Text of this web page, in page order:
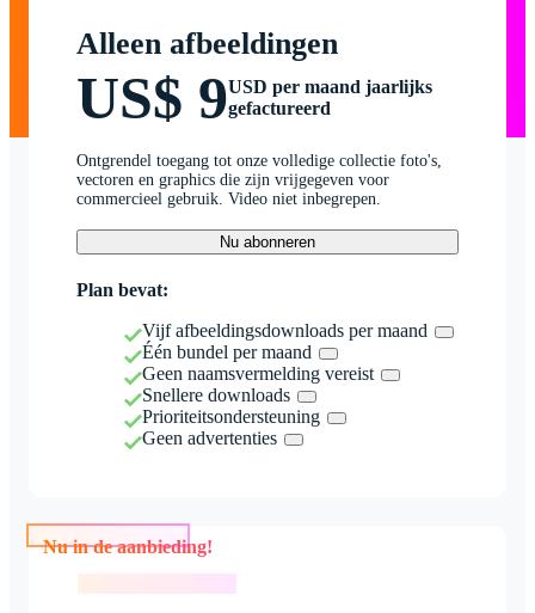
Alleen afbeeldingen
US$ 9USD per maand jaarlijks
gefactureerd
Ontgrendel toegang tot onze volledige collectie foto's,
vectoren en graphics die zijn vrijgegeven voor
commercieel gebruik. Video niet inbegrepen.
Nu abonneren
Plan bevat:
Vijf afbeeldingsdownloads per maand
Één bundel per maand
Geen naamsvermelding vereist
Snellere downloads
Prioriteitsondersteuning
Geen advertenties
Nu in de aanbieding!